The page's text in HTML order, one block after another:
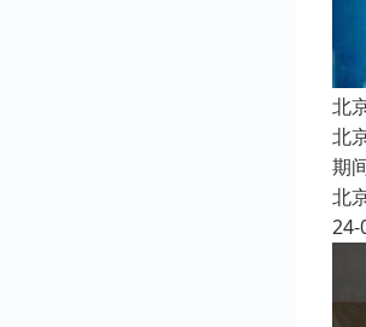
北
北
期
北
24-